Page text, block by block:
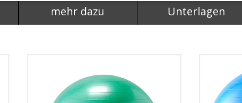
mehr dazu Unterlagen